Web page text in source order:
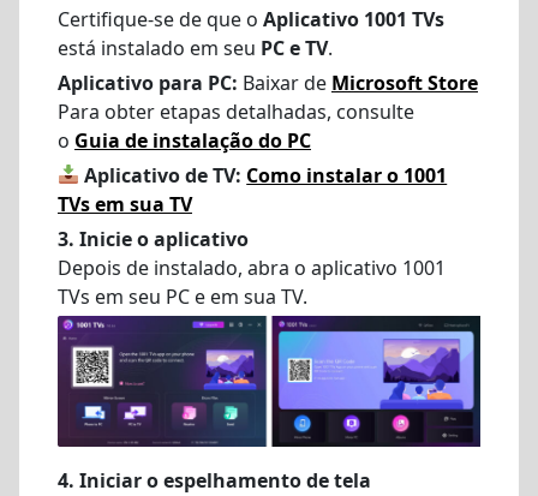
Certifique-se de que o Aplicativo 1001 TVs
está instalado em seu PC e TV.
Aplicativo para PC: Baixar de Microsoft Store
Para obter etapas detalhadas, consulte
o Guia de instalação do PC
Aplicativo de TV: Como instalar o 1001
TVs em sua TV
3. Inicie o aplicativo
Depois de instalado, abra o aplicativo 1001
TVs em seu PC e em sua TV.
4. Iniciar o espelhamento de tela